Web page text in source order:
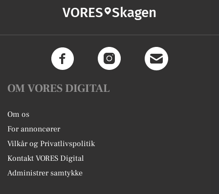
VORES Skagen
OM VORES DIGITAL
Om os
For annoncører
Vilkår og Privatlivspolitik
Kontakt VORES Digital
Administrer samtykke